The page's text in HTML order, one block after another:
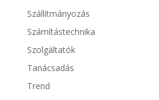
Szállítmányozás
Számítástechnika
Szolgáltatók
Tanácsadás
Trend